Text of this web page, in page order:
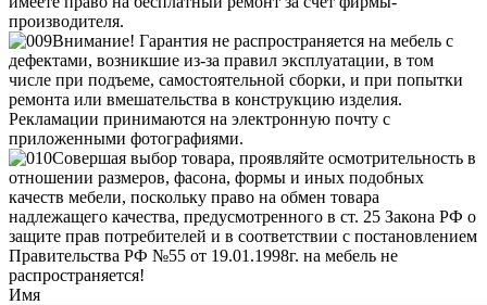
производителя.
Внимание! Гарантия не распространяется на мебель с
дефектами, возникшие из-за правил эксплуатации, в том
числе при подъеме, самостоятельной сборки, и при попытки
ремонта или вмешательства в конструкцию изделия.
Рекламации принимаются на электронную почту с
приложенными фотографиями.
Совершая выбор товара, проявляйте осмотрительность в
отношении размеров, фасона, формы и иных подобных
качеств мебели, поскольку право на обмен товара
надлежащего качества, предусмотренного в ст. 25 Закона РФ о
защите прав потребителей и в соответствии с постановлением
Правительства РФ №55 от 19.01.1998г. на мебель не
распространяется!
Имя